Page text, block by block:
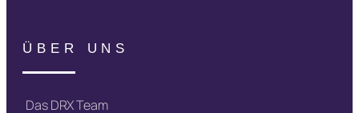
ÜBER UNS
Das DRX Team